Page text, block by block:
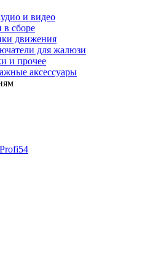
и видео
в сборе
движения
для жалюзи
и прочее
аксессуары